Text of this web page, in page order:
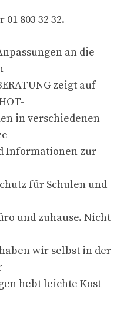
803 32 32.
an die
zeigt auf
in verschiedenen
Informationen zur
für Schulen und
und zuhause. Nicht
wir selbst in der
hebt leichte Kost